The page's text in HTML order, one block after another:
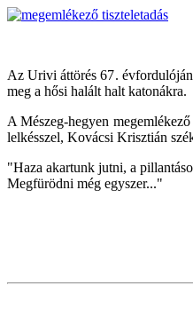
Az Urivi áttörés 67.
meg a hősi halált halt katonákra.
A Mészeg-hegyen
lelkésszel, Kovácsi Krisztián
"Haza akartunk jutni, a
Megfürödni még egyszer..."